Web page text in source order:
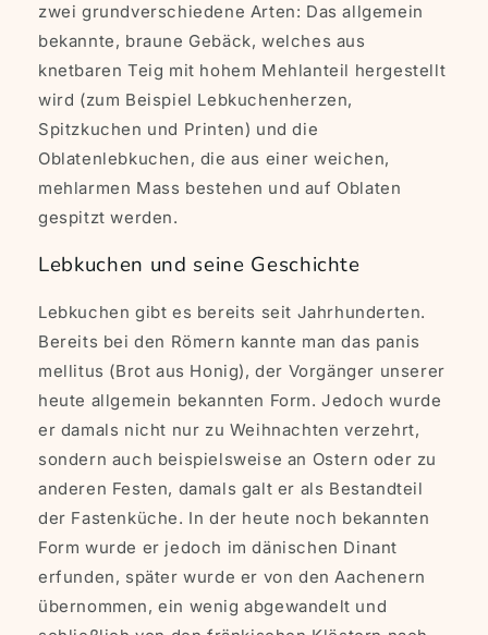
zwei grundverschiedene Arten: Das allgemein
bekannte, braune Gebäck, welches aus
knetbaren Teig mit hohem Mehlanteil hergestellt
wird (zum Beispiel Lebkuchenherzen,
Spitzkuchen und Printen) und die
Oblatenlebkuchen, die aus einer weichen,
mehlarmen Mass bestehen und auf Oblaten
gespitzt werden.
Lebkuchen und seine Geschichte
Lebkuchen gibt es bereits seit Jahrhunderten.
Bereits bei den Römern kannte man das panis
mellitus (Brot aus Honig), der Vorgänger unserer
heute allgemein bekannten Form. Jedoch wurde
er damals nicht nur zu Weihnachten verzehrt,
sondern auch beispielsweise an Ostern oder zu
anderen Festen, damals galt er als Bestandteil
der Fastenküche. In der heute noch bekannten
Form wurde er jedoch im dänischen Dinant
erfunden, später wurde er von den Aachenern
übernommen, ein wenig abgewandelt und